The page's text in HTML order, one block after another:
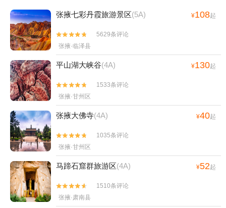
张掖七彩丹霞旅游景区(5A) ¥108起


5629条评论
张掖·临泽县
平山湖大峡谷(4A) ¥130起


1533条评论
张掖·甘州区
张掖大佛寺(4A) ¥40起


1035条评论
张掖·甘州区
马蹄石窟群旅游区(4A) ¥52起


1510条评论
张掖·肃南县